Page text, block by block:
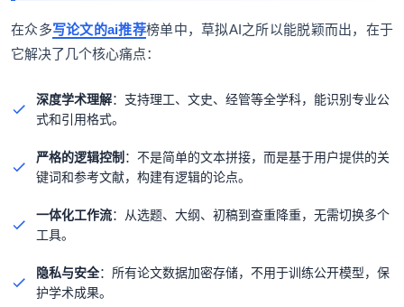
在众多写论文的ai推荐榜单中，草拟AI之所以能脱颖而出，在于
它解决了几个核心痛点：
深度学术理解：支持理工、文史、经管等全学科，能识别专业公
式和引用格式。
严格的逻辑控制 ：不是简单的文本拼接，而是基于用户提供的关
键词和参考文献，构建有逻辑的论点。
一体化工作流：从选题、大纲、初稿到查重降重，无需切换多个
工具。
隐私与安全：所有论文数据加密存储，不用于训练公开模型，保
护学术成果。